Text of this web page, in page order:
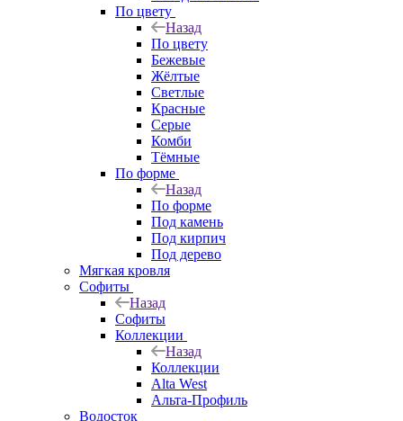
По цвету
Назад
По цвету
Бежевые
Жёлтые
Светлые
Красные
Серые
Комби
Тёмные
По форме
Назад
По форме
Под камень
Под кирпич
Под дерево
Мягкая кровля
Софиты
Назад
Софиты
Коллекции
Назад
Коллекции
Alta West
Альта-Профиль
Водосток